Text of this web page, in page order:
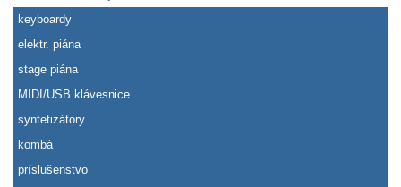
keyboardy
elektr. piána
stage piána
MIDI/USB klávesnice
syntetizátory
kombá
príslušenstvo